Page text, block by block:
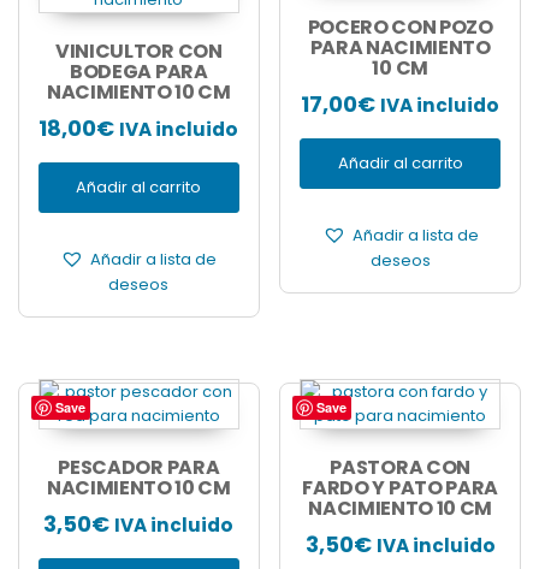
VINICULTOR CON
BODEGA PARA
NACIMIENTO 10 CM
18,00€ IVA incluido
Añadir al carrito
Añadir a lista de
deseos
POCERO CON POZO
PARA NACIMIENTO
10 CM
17,00€ IVA incluido
Añadir al carrito
Añadir a lista de
deseos
Save
PESCADOR PARA
NACIMIENTO 10 CM
3,50€ IVA incluido
Save
PASTORA CON
FARDO Y PATO PARA
NACIMIENTO 10 CM
3,50€ IVA incluido